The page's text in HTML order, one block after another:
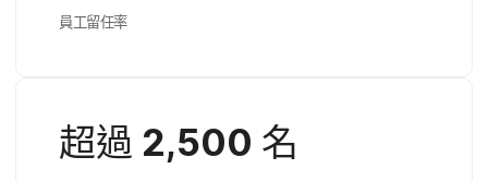
員工​留任率
超過 2,500 名